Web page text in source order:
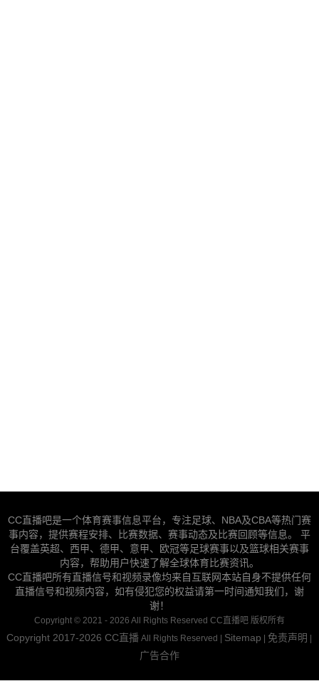
CC直播吧是一个体育赛事信息平台，专注足球、NBA及CBA等热门赛
事内容，提供赛程安排、比赛数据、赛事动态及比赛回顾等信息。 平
台覆盖英超、西甲、德甲、意甲、欧冠等足球赛事以及篮球相关赛事
内容，帮助用户快速了解全球体育比赛资讯。
CC直播吧所有直播信号和视频录像均来自互联网本站自身不提供任何
直播信号和视频内容，如有侵犯您的权益请第一时间通知我们，谢
谢！
Copyright © 2021 - 2026 All Rights Reserved CC直播吧 版权所有
Copyright 2017-2026CC直播 All Rights Reserved | Sitemap 免责声明
广告合作